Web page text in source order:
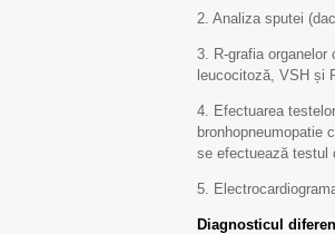
2. Analiza sputei
3. R-grafia
leucocitoză, VSH și
4. Efectuarea
bronhopneumopatie
se efectuează testul
5.
Diagnosticul